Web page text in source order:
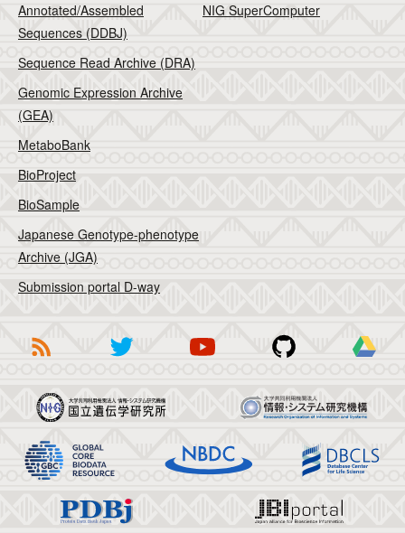
Annotated/Assembled
Sequences (DDBJ)
Sequence Read Archive (DRA)
Genomic Expression Archive
(GEA)
MetaboBank
BioProject
BioSample
Japanese Genotype-phenotype
Archive (JGA)
Submission portal D-way
NIG SuperComputer